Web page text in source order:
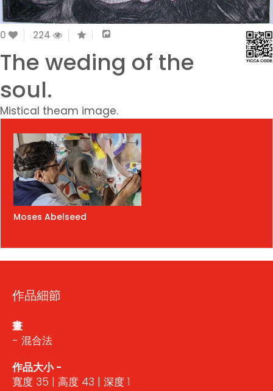
0 224
The weding of the
soul.
Mistical theam image.
Moses Abelseed
作品細節
畫
- 混合法
作品大小 -
寬度 35 | 高度 43 | 深度 1